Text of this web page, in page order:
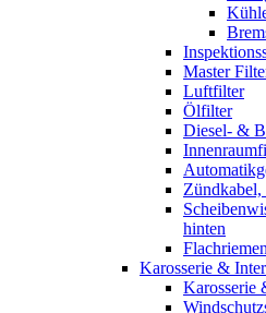
Master
Luftfilter
Ölfilter
Diesel- &
hinten
Karosserie &
Karosserie